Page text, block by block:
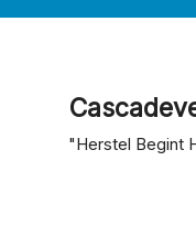
"Herstel Begint